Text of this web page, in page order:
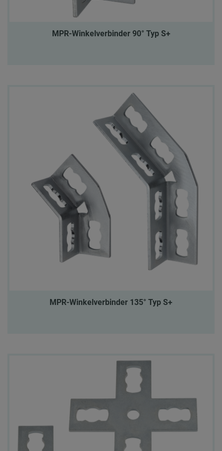
MPR-Winkelverbinder 90° Typ S+
MPR-Winkelverbinder 135° Typ S+